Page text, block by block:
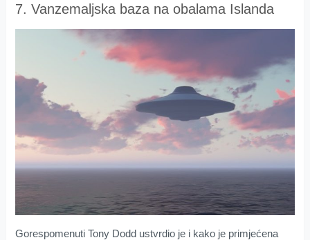
7. Vanzemaljska baza na obalama Islanda
Gorespomenuti Tony Dodd ustvrdio je i kako je primjećena